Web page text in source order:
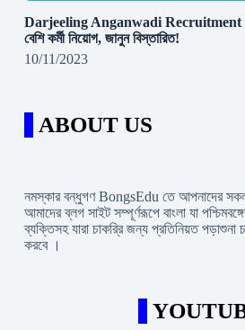
Darjeeling Anganwadi Recruitment
বেশি কর্মী নিয়োগ, জানুন বিস্তারিত!
10/11/2023
ABOUT US
নমস্কার বন্ধুগণ BongsEdu তে আপনাদের
আমাদের ব্লগ সাইট সম্পূর্ণরূপে বাংলা যা
ব্যক্তিসহ যারা চাকরি্র জন্য প্রতিনিয়ত পড়াশুনা
করবে ।